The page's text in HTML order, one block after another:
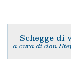
Schegge di
a cura di don